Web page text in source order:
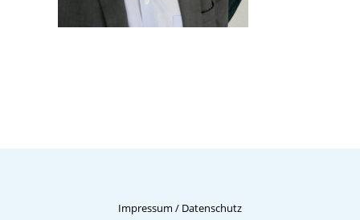
Impressum / Datenschutz